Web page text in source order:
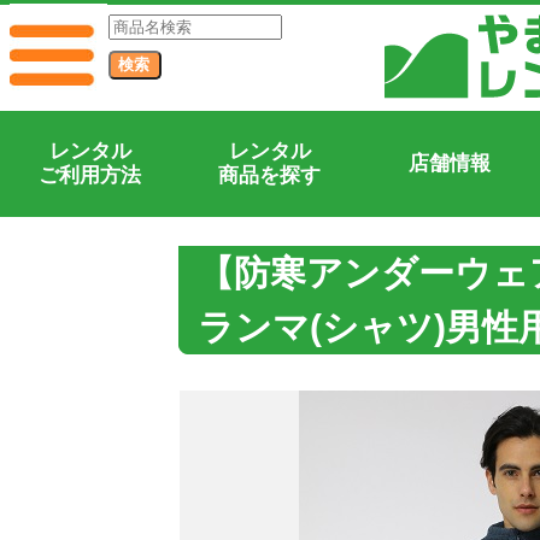
レンタル
ご利用方法
レンタル
商品を探す
店舗情報
【防寒アンダーウ
ランマ(シャツ)男性